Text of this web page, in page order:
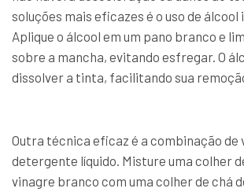
soluções mais eficazes é o uso de álcool
Aplique o álcool em um pano branco e
sobre a mancha, evitando esfregar. O
dissolver a tinta, facilitando sua
Outra técnica eficaz é a combinação de
detergente líquido. Misture uma colher
vinagre branco com uma colher de chá